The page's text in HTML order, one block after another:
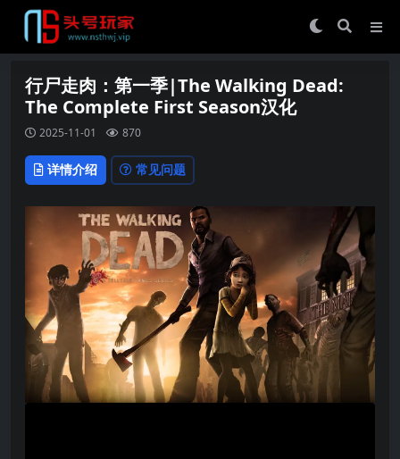
行尸走肉：第一季|The Walking Dead:
The Complete First Season汉化
2025-11-01 870
详情介绍 常见问题